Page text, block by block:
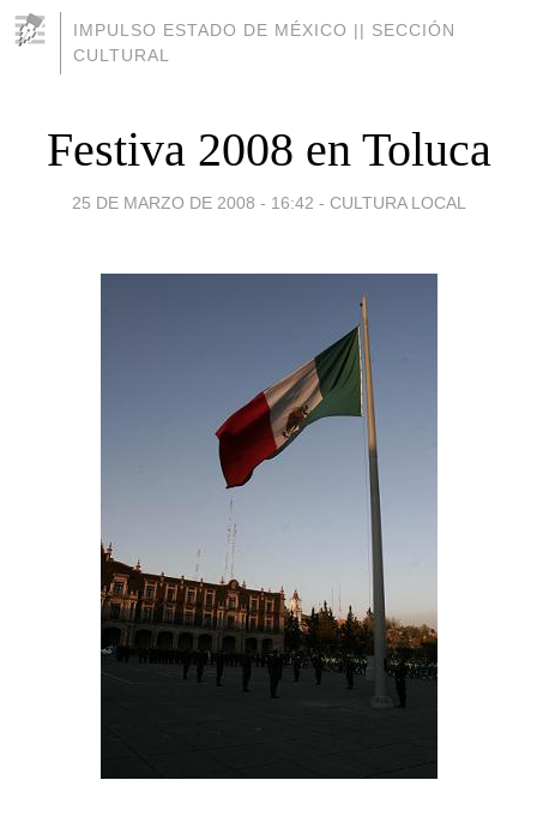
IMPULSO ESTADO DE MÉXICO || SECCIÓN
CULTURAL
Festiva 2008 en Toluca
25 DE MARZO DE 2008 - 16:42 - CULTURA LOCAL